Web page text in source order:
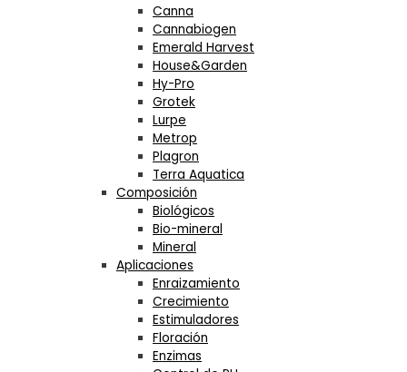
Canna
Cannabiogen
Emerald Harvest
House&Garden
Hy-Pro
Grotek
Lurpe
Metrop
Plagron
Terra Aquatica
Composición
Biológicos
Bio-mineral
Mineral
Aplicaciones
Enraizamiento
Crecimiento
Estimuladores
Floración
Enzimas